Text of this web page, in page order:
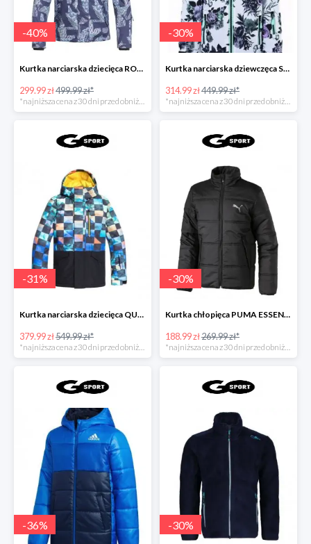
-40%
Kurtka narciarska dziecięca ROXY JETTY GIRL
299.99 zł499.99 zł*
-30%
Kurtka narciarska dziewczęca SURFANIC DASH
314.99 zł449.99 zł*
-31%
Kurtka narciarska dziecięca QUIKSILVER MISS BLOC
379.99 zł549.99 zł*
*najniższa cena z 30 dni przed obniżką
-30%
Kurtka chłopięca PUMA ESSENTIALS PADDED JACKE
188.99 zł269.99 zł*
*najniższa cena z 30 dni przed obniżką
-36% -30%